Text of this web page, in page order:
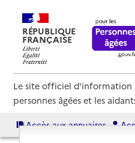
RÉPUBLIQUE
FRANÇAISE
Le site officiel d'information
personnes âgées et les
Accès aux annuaires